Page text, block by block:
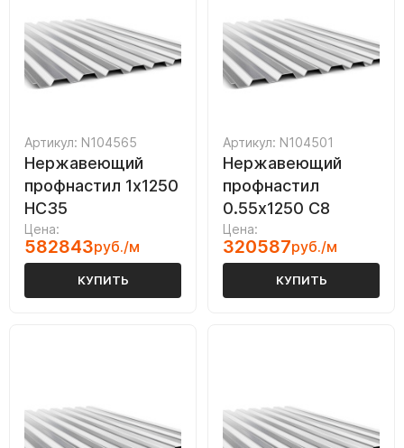
Артикул: N104565
Нержавеющий
профнастил 1х1250
НС35
Цена:
582843руб./м
КУПИТЬ
Артикул: N104501
Нержавеющий
профнастил
0.55х1250 С8
Цена:
320587руб./м
КУПИТЬ